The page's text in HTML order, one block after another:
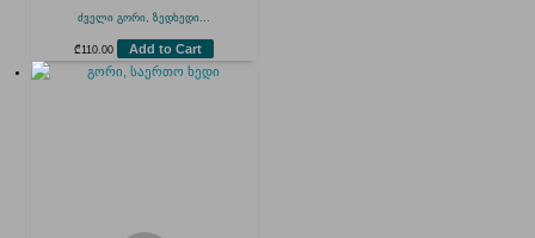
ძველი გორი, ზედხედი...
₾ 110.00 Add to Cart